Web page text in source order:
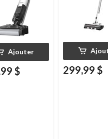
Ajouter
$ 299,99 $